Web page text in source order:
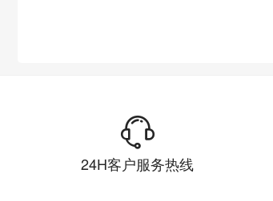
24H客户服务热线